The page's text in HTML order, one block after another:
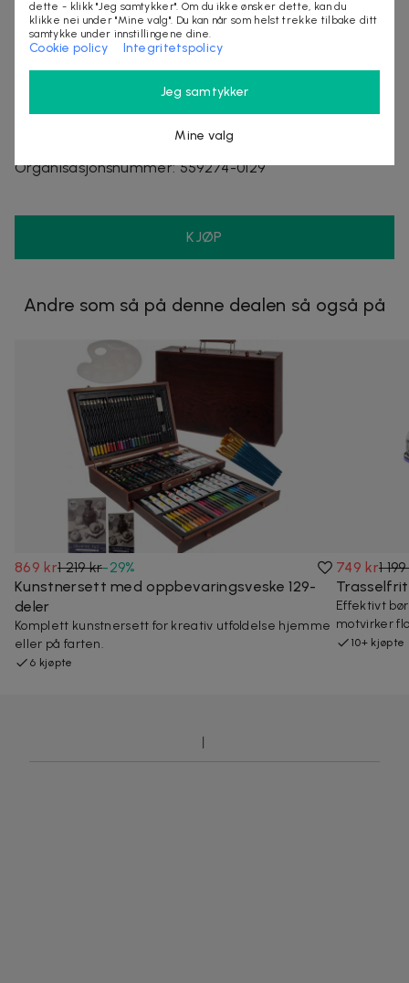
materiale: plast
oppsamlingskammer: lukket
rulldimensjoner: 19,5 / 7/19 cm
Organisasjonsnummer:559274-0129
KJØP
Andre som så på denne dealen så også på
869 kr1 219 kr-29%
Kunstnersett med oppbevaringsveske 129-
deler
Komplett kunstnersett for kreativ utfoldelse hjemme
eller på farten.
6 kjøpte
749 kr1
Effektivt
motvirker
10+ kjøpte
dette - klikk "Jeg samtykker". Om du ikke ønsker dette, kan du
klikke nei under "Mine valg". Du kan når som helst trekke tilbake ditt
samtykke under innstillingene dine.
Cookie policy Integritetspolicy
Jeg samtykker
Mine valg